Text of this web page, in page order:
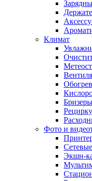
Климат
Бризеры
Фото и
Экшн-